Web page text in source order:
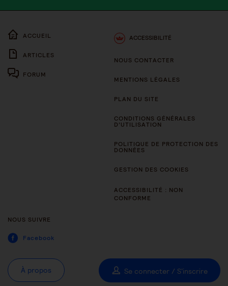
ACCUEIL
ARTICLES
FORUM
ACCESSIBILITÉ
NOUS CONTACTER
MENTIONS LÉGALES
PLAN DU SITE
CONDITIONS GÉNÉRALES
D’UTILISATION
POLITIQUE DE PROTECTION DES
DONNÉES
GESTION DES COOKIES
ACCESSIBILITÉ : NON
CONFORME
NOUS SUIVRE
Facebook
À propos Se connecter / S'inscrire